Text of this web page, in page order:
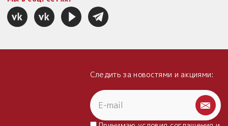
Следить за новостями и акциями: